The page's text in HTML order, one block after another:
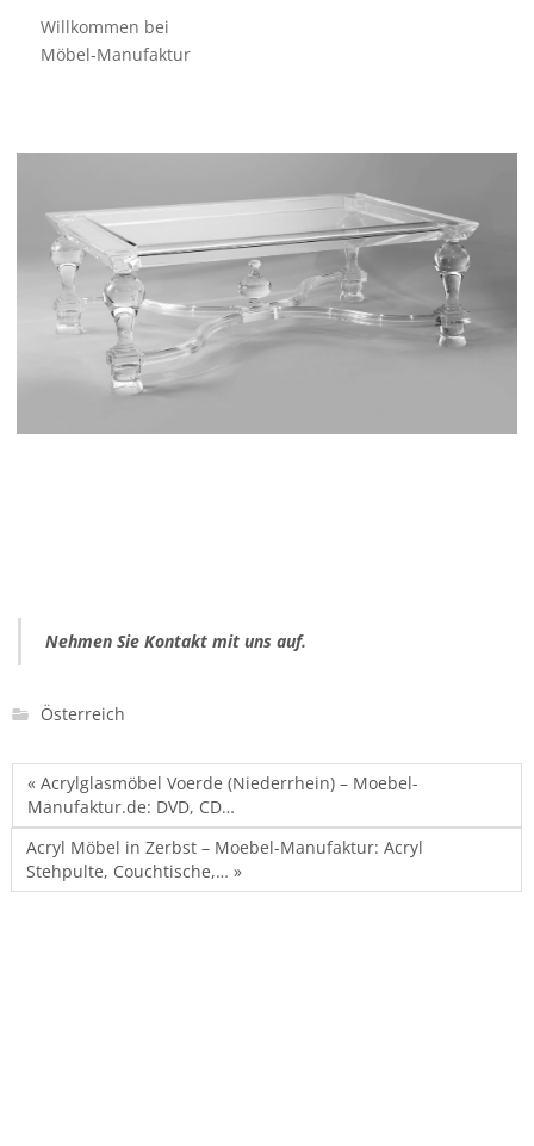
Willkommen bei
Möbel-Manufaktur
Nehmen Sie Kontakt mit uns auf.
Österreich
« Acrylglasmöbel Voerde (Niederrhein) – Moebel-
Manufaktur.de: DVD, CD…
Acryl Möbel in Zerbst – Moebel-Manufaktur: Acryl
Stehpulte, Couchtische,… »